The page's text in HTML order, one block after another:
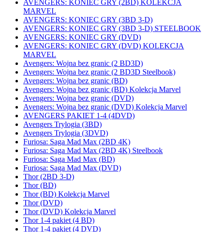
AVENGERS: KONIEC GRY (2BD) KOLEKCJA
MARVEL
AVENGERS: KONIEC GRY (3BD 3-D)
AVENGERS: KONIEC GRY (3BD 3-D) STEELBOOK
AVENGERS: KONIEC GRY (DVD)
AVENGERS: KONIEC GRY (DVD) KOLEKCJA
MARVEL
Avengers: Wojna bez granic (2 BD3D)
Avengers: Wojna bez granic (2 BD3D Steelbook)
Avengers: Wojna bez granic (BD)
Avengers: Wojna bez granic (BD) Kolekcja Marvel
Avengers: Wojna bez granic (DVD)
Avengers: Wojna bez granic (DVD) Kolekcja Marvel
AVENGERS PAKIET 1-4 (4DVD)
Avengers Trylogia (3BD)
Avengers Trylogia (3DVD)
Furiosa: Saga Mad Max (2BD 4K)
Furiosa: Saga Mad Max (2BD 4K) Steelbook
Furiosa: Saga Mad Max (BD)
Furiosa: Saga Mad Max (DVD)
Thor (2BD 3-D)
Thor (BD)
Thor (BD) Kolekcja Marvel
Thor (DVD)
Thor (DVD) Kolekcja Marvel
Thor 1-4 pakiet (4 BD)
Thor 1-4 pakiet (4 DVD)